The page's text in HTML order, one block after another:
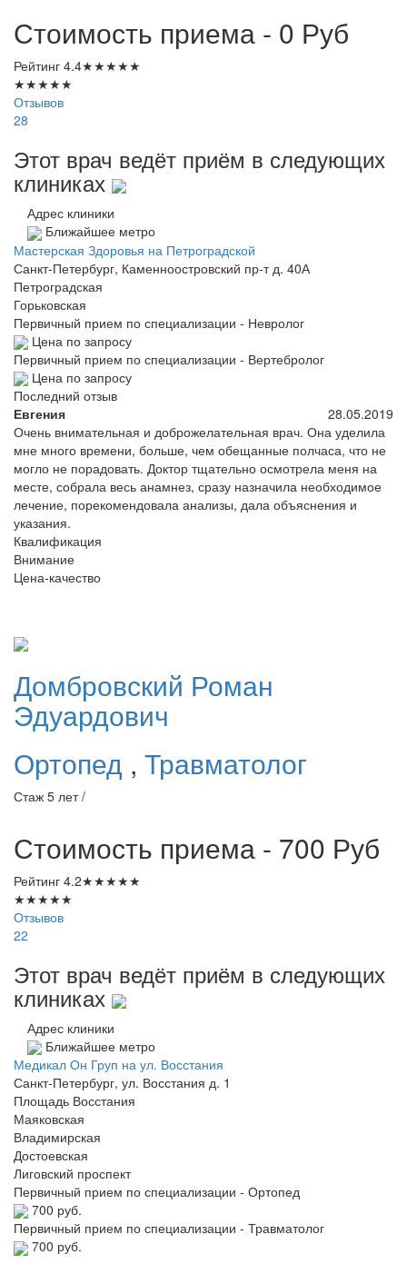
Стоимость приема - 0 Руб
Рейтинг 4.4★★★★★
★★★★★
Отзывов
28
Этот врач ведёт приём в следующих
клиниках
Адрес клиники
Ближайшее метро
Мастерская Здоровья на Петроградской
Санкт-Петербург, Каменноостровский пр-т д. 40А
Петроградская
Горьковская
Первичный прием по специализации - Невролог
Цена по запросу
Первичный прием по специализации - Вертебролог
Цена по запросу
Последний отзыв
Евгения
28.05.2019
Очень внимательная и доброжелательная врач. Она уделила
мне много времени, больше, чем обещанные полчаса, что не
могло не порадовать. Доктор тщательно осмотрела меня на
месте, собрала весь анамнез, сразу назначила необходимое
лечение, порекомендовала анализы, дала объяснения и
указания.
Квалификация
Внимание
Цена-качество
Домбровский Роман
Эдуардович
Ортопед , Травматолог
Стаж 5 лет /
Стоимость приема - 700 Руб
Рейтинг 4.2★★★★★
★★★★★
Отзывов
22
Этот врач ведёт приём в следующих
клиниках
Адрес клиники
Ближайшее метро
Медикал Он Груп на ул. Восстания
Санкт-Петербург, ул. Восстания д. 1
Площадь Восстания
Маяковская
Владимирская
Достоевская
Лиговский проспект
Первичный прием по специализации - Ортопед
700 руб.
Первичный прием по специализации - Травматолог
700 руб.